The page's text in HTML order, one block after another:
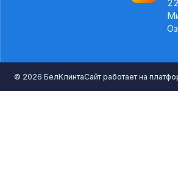
© 2026 БелКлинтаСайт работает на